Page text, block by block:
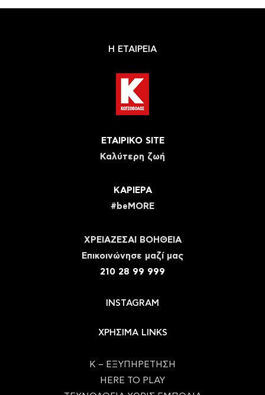
Η ΕΤΑΙΡΕΙΑ
ΕΤΑΙΡΙΚΟ SITE
Καλύτερη ζωή
ΚΑΡΙΕΡΑ
#beMORE
ΧΡΕΙΑΖΕΣΑΙ ΒΟΗΘΕΙΑ
Eπικοινώνησε μαζί μας
210 28 99 999
INSTAGRAM
ΧΡΗΣΙΜΑ LINKS
Κ – ΕΞΥΠΗΡΕΤΗΣΗ
HERE TO PLAY